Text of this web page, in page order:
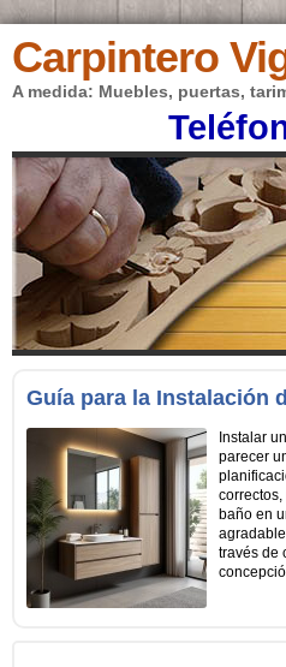
Carpintero
A medida: Muebles, puertas,
Guía para la Instalación
Instalar
parecer
baño en
través de